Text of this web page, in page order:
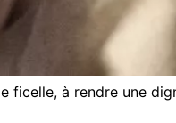
ficelle, à rendre une